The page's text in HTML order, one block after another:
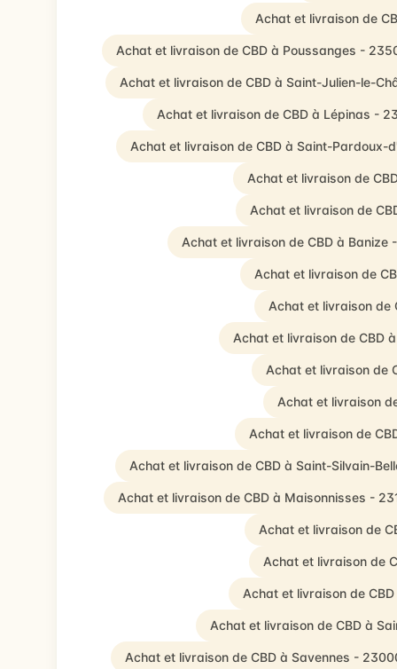
Achat et livraison de
Achat et livraison de CBD à Poussanges -
Achat et livraison de CBD à Saint-Julien-le-
Achat et livraison de CBD à Lépinas -
Achat et livraison de CBD à Saint-Pardoux-
Achat et livraison de
Achat et livraison de
Achat et livraison de CBD à Banize
Achat et livraison de
Achat et livraison de
Achat et livraison de CBD
Achat et livraison de
Achat et livraison
Achat et livraison de
Achat et livraison de CBD à Saint-Silvain-
Achat et livraison de CBD à Maisonnisses -
Achat et livraison de
Achat et livraison de
Achat et livraison de
Achat et livraison de CBD à
Achat et livraison de CBD à Savennes -